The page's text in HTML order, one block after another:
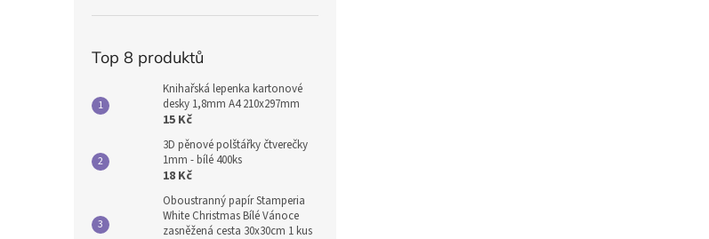
Top 8 produktů
Knihařská lepenka kartonové
desky 1,8mm A4 210x297mm
15 Kč
3D pěnové polštářky čtverečky
1mm - bílé 400ks
18 Kč
Oboustranný papír Stamperia
White Christmas Bílé Vánoce
zasněžená cesta 30x30cm 1 kus